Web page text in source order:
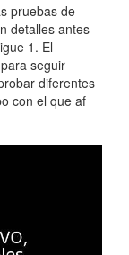
pruebas de
detalles antes
1. El
seguir
diferentes
con el que af